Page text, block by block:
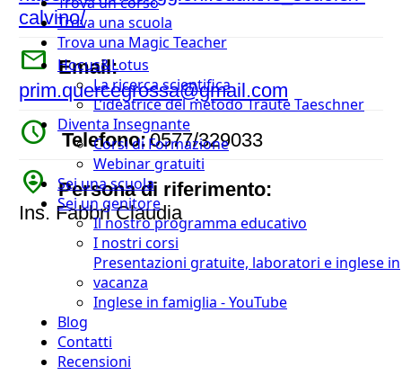
Trova una scuola
Trova una Magic Teacher
Hocus&Lotus
La ricerca scientifica
L’ideatrice del metodo Traute Taeschner
Diventa Insegnante
Corsi di Formazione
Webinar gratuiti
Sei una scuola
Sei un genitore
Il nostro programma educativo
I nostri corsi
Presentazioni gratuite, laboratori e inglese in
vacanza
Inglese in famiglia - YouTube
Blog
Contatti
Recensioni
calvino/
mail Email:
prim.quercegrossa@gmail.com
watch_later Telefono:0577/329033
person_pin_circle Persona di riferimento:
Ins. Fabbri Claudia